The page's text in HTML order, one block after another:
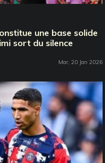
une base solide
sort du silence
Mar, 20 Jan 2026